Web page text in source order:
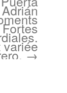
variée
→